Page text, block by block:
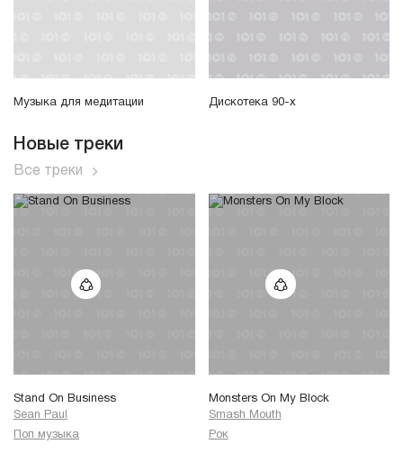
Музыка для медитации Дискотека 90-х
Новые треки
Все треки
Stand On Business
Sean Paul
Поп музыка
Monsters On My Block
Smash Mouth
Рок